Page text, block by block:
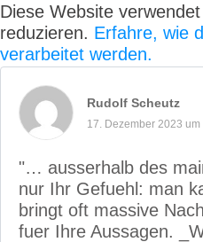
Diese Website
reduzieren. Erfahre, wie
verarbeitet werden.
Rudolf Scheutz
17. Dezember 2023
"… ausserhalb des
nur Ihr Gefuehl: man
bringt oft massive
fuer Ihre Aussagen.